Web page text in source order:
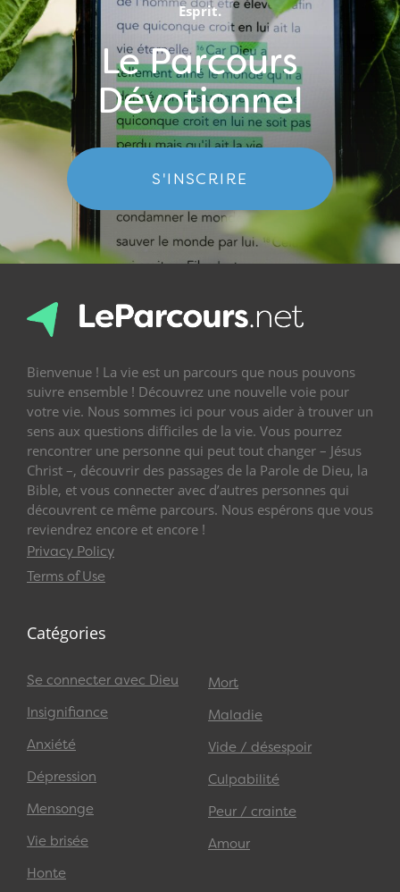
Esprit.
Le Parcours
Dévotionnel
S'INSCRIRE
Bienvenue ! La vie est un parcours que nous pouvons
suivre ensemble ! Découvrez une nouvelle voie pour
votre vie. Nous sommes ici pour vous aider à trouver un
sens aux questions difficiles de la vie. Vous pourrez
rencontrer une personne qui peut tout changer – Jésus
Christ –, découvrir des passages de la Parole de Dieu, la
Bible, et vous connecter avec d’autres personnes qui
découvrent ce même parcours. Nous espérons que vous
reviendrez encore et encore !
Privacy Policy
Terms of Use
Catégories
Se connecter avec Dieu
Insignifiance
Anxiété
Dépression
Mensonge
Vie brisée
Honte
Mort
Maladie
Vide / désespoir
Culpabilité
Peur / crainte
Amour